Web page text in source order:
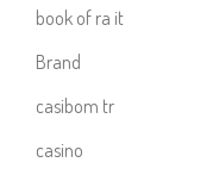
book of ra it
Brand
casibom tr
casino